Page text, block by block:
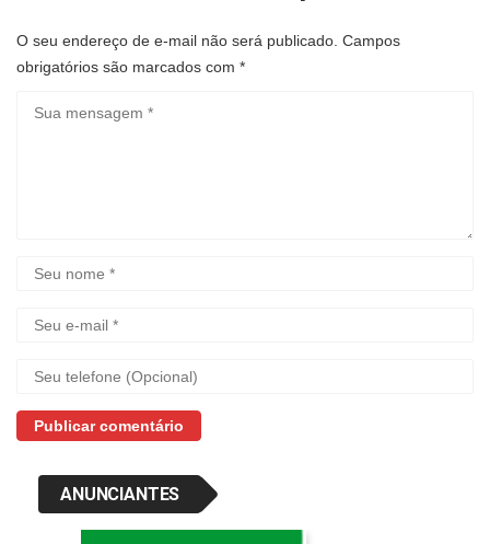
O seu endereço de e-mail não será publicado. Campos
obrigatórios são marcados com *
ANUNCIANTES